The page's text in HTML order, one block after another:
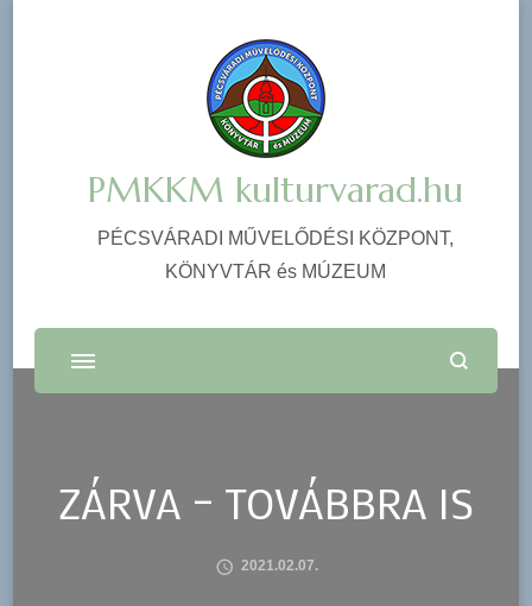
PMKKM kulturvarad.hu
PÉCSVÁRADI MŰVELŐDÉSI KÖZPONT,
KÖNYVTÁR és MÚZEUM
ZÁRVA – TOVÁBBRA IS
2021.02.07.